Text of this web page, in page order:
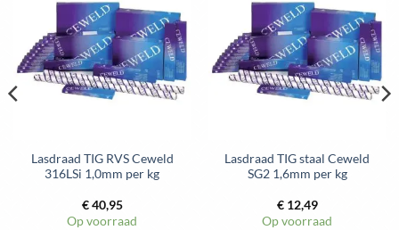
Toevoegen
aan
wenslijst
Lasdraad TIG RVS Ceweld
316LSi 1,0mm per kg
€40,95
Op voorraad
Toevoegen
aan
wenslijst
Lasdraad TIG staal Ceweld
SG2 1,6mm per kg
€12,49
Op voorraad